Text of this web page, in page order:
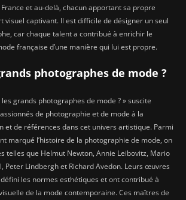
et au-delà, chacun apportant sa propre
visuel captivant. Il est difficile de désigner un seul
car chaque talent a contribué à enrichir le
française d’une manière qui lui est propre.
photographes de mode ?
grands photographes de mode ? » suscite
de photographie et de mode à la
et de références dans cet univers artistique. Parmi
marqué l’histoire de la photographie de mode, on
telles que Helmut Newton, Annie Leibovitz, Mario
Peter Lindbergh et Richard Avedon. Leurs œuvres
les normes esthétiques et ont contribué à
de la mode contemporaine. Ces maîtres de